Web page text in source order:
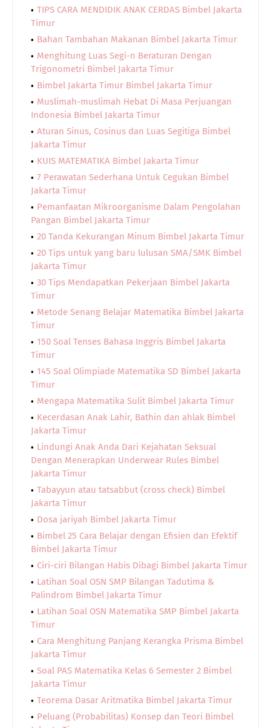
TIPS CARA MENDIDIK ANAK CERDAS Bimbel Jakarta
Timur
Bahan Tambahan Makanan Bimbel Jakarta Timur
Menghitung Luas Segi-n Beraturan Dengan
Trigonometri Bimbel Jakarta Timur
Bimbel Jakarta Timur Bimbel Jakarta Timur
Muslimah-muslimah Hebat Di Masa Perjuangan
Indonesia Bimbel Jakarta Timur
Aturan Sinus, Cosinus dan Luas Segitiga Bimbel
Jakarta Timur
KUIS MATEMATIKA Bimbel Jakarta Timur
7 Perawatan Sederhana Untuk Cegukan Bimbel
Jakarta Timur
Pemanfaatan Mikroorganisme Dalam Pengolahan
Pangan Bimbel Jakarta Timur
20 Tanda Kekurangan Minum Bimbel Jakarta Timur
20 Tips untuk yang baru lulusan SMA/SMK Bimbel
Jakarta Timur
30 Tips Mendapatkan Pekerjaan Bimbel Jakarta
Timur
Metode Senang Belajar Matematika Bimbel Jakarta
Timur
150 Soal Tenses Bahasa Inggris Bimbel Jakarta
Timur
145 Soal Olimpiade Matematika SD Bimbel Jakarta
Timur
Mengapa Matematika Sulit Bimbel Jakarta Timur
Kecerdasan Anak Lahir, Bathin dan ahlak Bimbel
Jakarta Timur
Lindungi Anak Anda Dari Kejahatan Seksual
Dengan Menerapkan Underwear Rules Bimbel
Jakarta Timur
Tabayyun atau tatsabbut (cross check) Bimbel
Jakarta Timur
Dosa jariyah Bimbel Jakarta Timur
Bimbel 25 Cara Belajar dengan Efisien dan Efektif
Bimbel Jakarta Timur
Ciri-ciri Bilangan Habis Dibagi Bimbel Jakarta Timur
Latihan Soal OSN SMP Bilangan Tadutima &
Palindrom Bimbel Jakarta Timur
Latihan Soal OSN Matematika SMP Bimbel Jakarta
Timur
Cara Menghitung Panjang Kerangka Prisma Bimbel
Jakarta Timur
Soal PAS Matematika Kelas 6 Semester 2 Bimbel
Jakarta Timur
Teorema Dasar Aritmatika Bimbel Jakarta Timur
Peluang (Probabilitas) Konsep dan Teori Bimbel